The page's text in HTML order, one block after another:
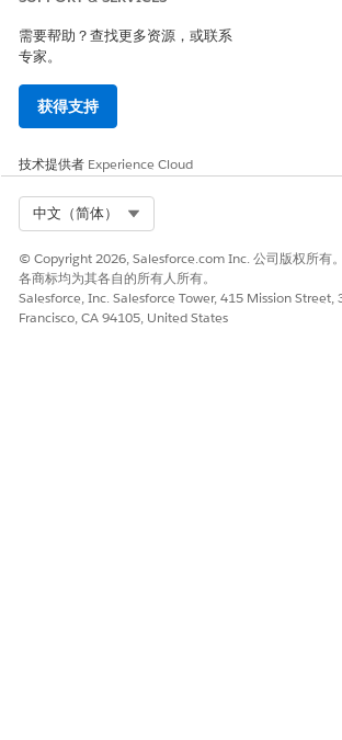
需要帮助？查找更多资源，或联系
专家。
获得支持
技术提供者 Experience Cloud
中文（简体）
© Copyright 2026, Salesforce.com Inc. 公司版权所有
各商标均为其各自的所有人所有。
Salesforce, Inc. Salesforce Tower, 415 Mission Street,
Francisco, CA 94105, United States